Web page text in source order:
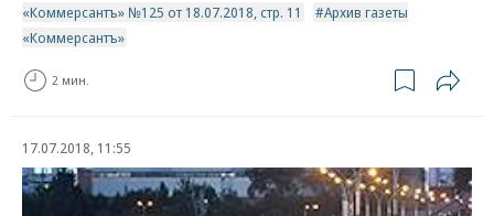
«Коммерсантъ» №125 от 18.07.2018, стр. 11
Архив газеты
«Коммерсантъ»
2 мин.
17.07.2018, 11:55